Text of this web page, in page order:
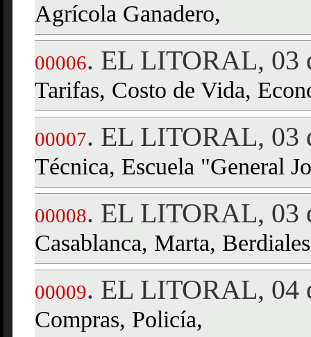
Agrícola Ganadero,
00006. EL LITORAL, 03
Tarifas, Costo de Vida,
00007. EL LITORAL, 03
Técnica, Escuela "General
00008. EL LITORAL, 03
Casablanca, Marta,
00009. EL LITORAL, 04
Compras, Policía,